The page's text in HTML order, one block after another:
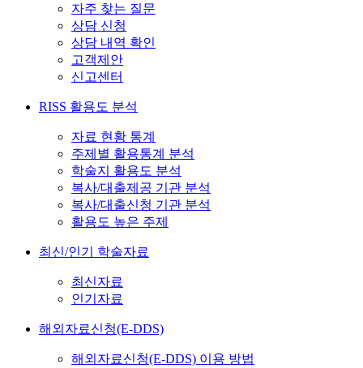
자주 찾는 질문
상담 신청
상담 내역 확인
고객제안
신고센터
RISS 활용도 분석
자료 현황 통계
주제별 활용통계 분석
학술지 활용도 분석
복사/대출제공 기관 분석
복사/대출신청 기관 분석
활용도 높은 주제
최신/인기 학술자료
최신자료
인기자료
해외자료신청(E-DDS)
해외자료신청(E-DDS) 이용 방법